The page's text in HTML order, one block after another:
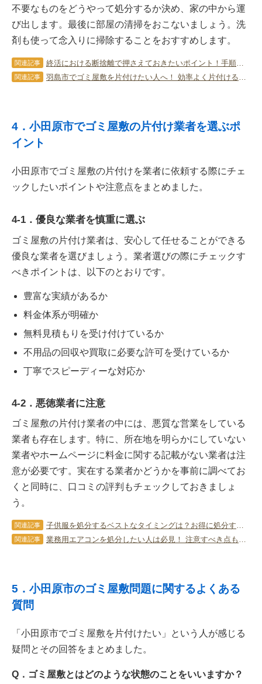
不要なものをどうやって処分するか決め、家の中から運
び出します。最後に部屋の清掃をおこないましょう。洗
剤も使って念入りに掃除することをおすすめします。
関連記事 終活における断捨離で押さえておきたいポイント！手順などを徹底解説！
関連記事 羽島市でゴミ屋敷を片付けたい人へ！ 効率よく片付けるコツを解説！
4．小田原市でゴミ屋敷の片付け業者を選ぶポ
イント
小田原市でゴミ屋敷の片付けを業者に依頼する際にチェ
ックしたいポイントや注意点をまとめました。
4-1．優良な業者を慎重に選ぶ
ゴミ屋敷の片付け業者は、安心して任せることができる
優良な業者を選びましょう。業者選びの際にチェックす
べきポイントは、以下のとおりです。
豊富な実績があるか
料金体系が明確か
無料見積もりを受け付けているか
不用品の回収や買取に必要な許可を受けているか
丁寧でスピーディーな対応か
4-2．悪徳業者に注意
ゴミ屋敷の片付け業者の中には、悪質な営業をしている
業者も存在します。特に、所在地を明らかにしていない
業者やホームページに料金に関する記載がない業者は注
意が必要です。実在する業者かどうかを事前に調べてお
くと同時に、口コミの評判もチェックしておきましょ
う。
関連記事 子供服を処分するベストなタイミングは？お得に処分する方法も紹介
関連記事 業務用エアコンを処分したい人は必見！ 注意すべき点も詳しく解説！
5．小田原市のゴミ屋敷問題に関するよくある
質問
「小田原市でゴミ屋敷を片付けたい」という人が感じる
疑問とその回答をまとめました。
Q．ゴミ屋敷とはどのような状態のことをいいますか？